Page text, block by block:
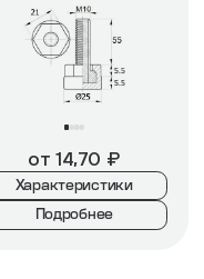
от 14,70 ₽
Характеристики
Подробнее